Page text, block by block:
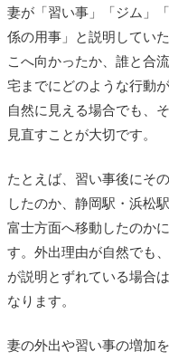
妻が「習い事」「ジム」
係の用事」と説明してい
こへ向かったか、誰と合
宅までにどのような行動
自然に見える場合でも、
見直すことが大切です。
たとえば、習い事後にそ
したのか、静岡駅・浜松
富士方面へ移動したのか
す。外出理由が自然でも
が説明とずれている場合
なります。
妻の外出や習い事の増加